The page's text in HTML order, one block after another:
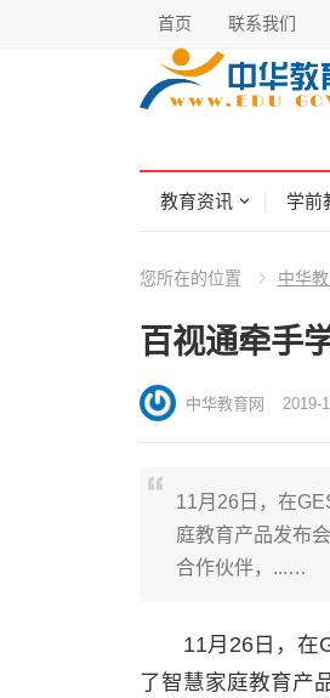
首页 联系我们
教育资讯 学前
您所在的位置 中华
百视通牵手
中华教育网 2019-
11月26日，在
庭教育产品发布
合作伙伴，...…
11月26日，在
了智慧家庭教育产